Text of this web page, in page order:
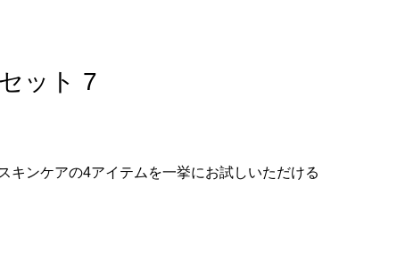
ット 7
キンケアの4アイテムを一挙にお試しいただける